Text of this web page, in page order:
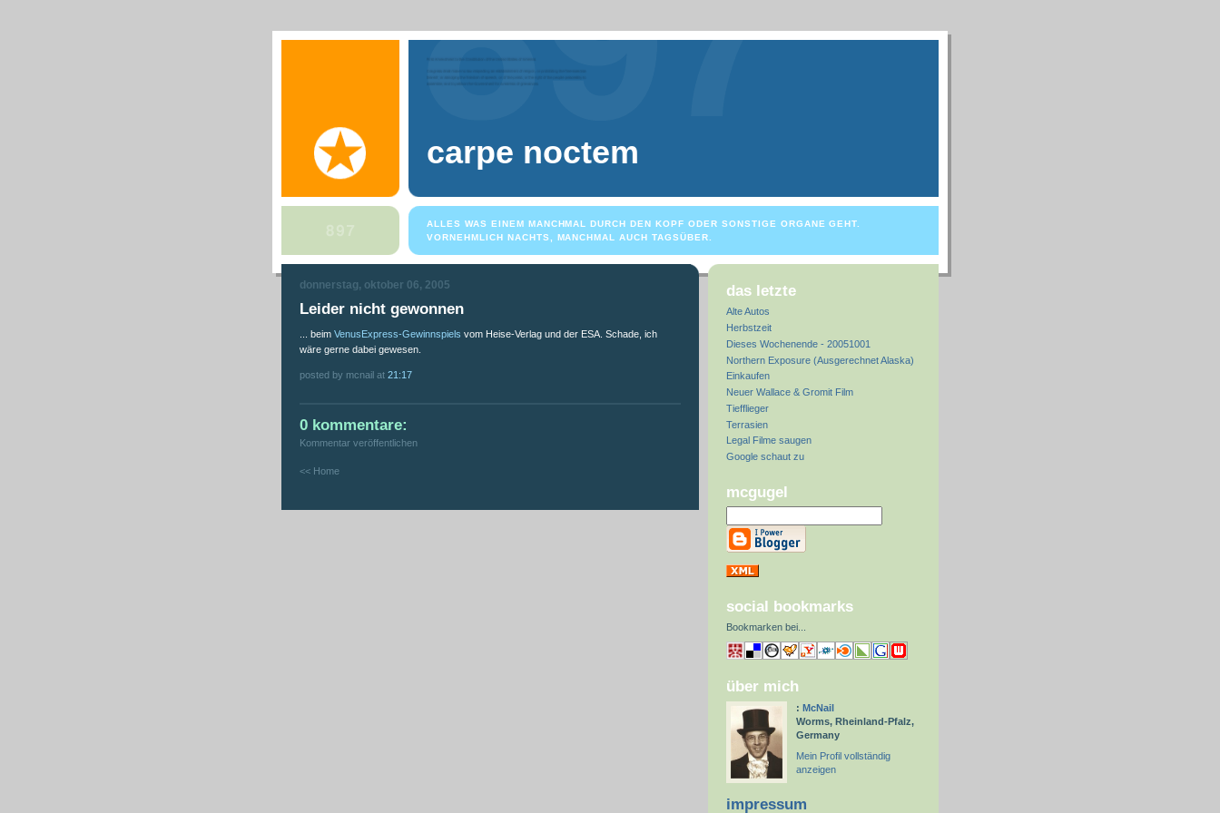
carpe noctem
ALLES WAS EINEM MANCHMAL DURCH DEN KOPF ODER SONSTIGE ORGANE GEHT.
VORNEHMLICH NACHTS, MANCHMAL AUCH TAGSÜBER.
donnerstag, oktober 06, 2005
Leider nicht gewonnen
... beim VenusExpress-Gewinnspiels vom Heise-Verlag und der ESA. Schade, ich
wäre gerne dabei gewesen.
posted by mcnail at 21:17
0 kommentare:
Kommentar veröffentlichen
<< Home
das letzte
Alte Autos
Herbstzeit
Dieses Wochenende - 20051001
Northern Exposure (Ausgerechnet Alaska)
Einkaufen
Neuer Wallace & Gromit Film
Tiefflieger
Terrasien
Legal Filme saugen
Google schaut zu
mcgugel
social bookmarks
Bookmarken bei
über mich
: McNail
Worms, Rheinland-Pfalz,
Germany
Mein Profil vollständig
anzeigen
impressum